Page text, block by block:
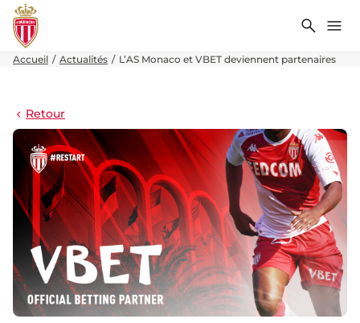
Accueil Actualités L’AS Monaco et VBET deviennent partenaires
Retour